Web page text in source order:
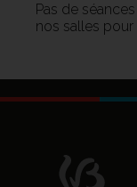
Pas de
nos salles pour